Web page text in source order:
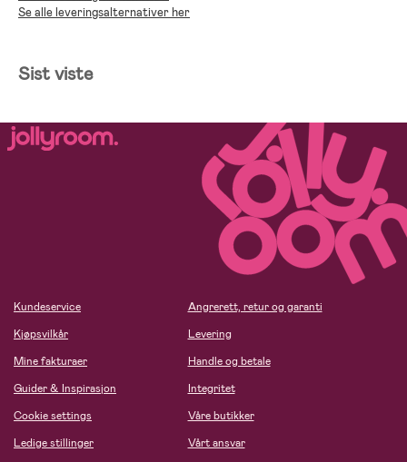
Se alle leveringsalternativer her
Sist viste
Kundeservice
Kjøpsvilkår
Mine fakturaer
Guider & Inspirasjon
Cookie settings
Ledige stillinger
Angrerett, retur og garanti
Levering
Handle og betale
Integritet
Våre butikker
Vårt ansvar